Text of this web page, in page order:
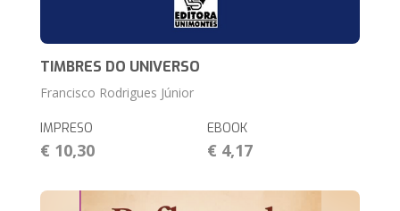
TIMBRES DO UNIVERSO
Francisco Rodrigues Júnior
IMPRESO
€ 10,30
EBOOK
€ 4,17